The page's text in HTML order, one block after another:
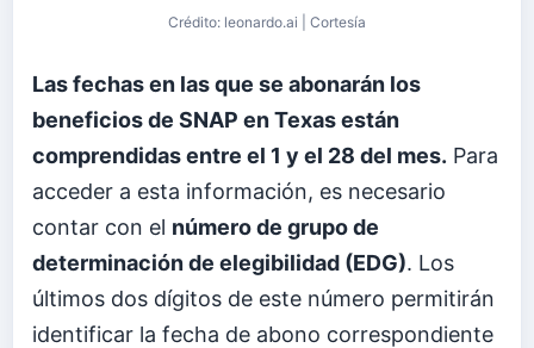
Crédito: leonardo.ai | Cortesía
Las fechas en las que se abonarán los
beneficios de SNAP en Texas están
comprendidas entre el 1 y el 28 del mes. Para
acceder a esta información, es necesario
contar con el número de grupo de
determinación de elegibilidad (EDG). Los
últimos dos dígitos de este número permitirán
identificar la fecha de abono correspondiente